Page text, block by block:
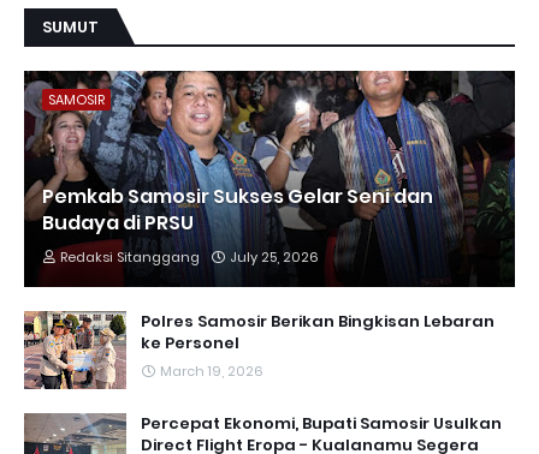
SUMUT
SAMOSIR
Pemkab Samosir Sukses Gelar Seni dan
Budaya di PRSU
Redaksi Sitanggang July 25, 2026
Polres Samosir Berikan Bingkisan Lebaran
ke Personel
March 19, 2026
Percepat Ekonomi, Bupati Samosir Usulkan
Direct Flight Eropa - Kualanamu Segera